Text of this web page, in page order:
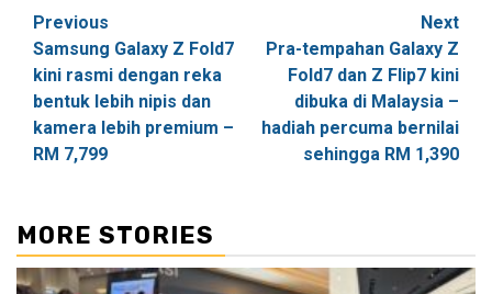
Post
navigation
Previous
Samsung Galaxy Z Fold7
kini rasmi dengan reka
bentuk lebih nipis dan
kamera lebih premium –
RM 7,799
Next
Pra-tempahan Galaxy Z
Fold7 dan Z Flip7 kini
dibuka di Malaysia –
hadiah percuma bernilai
sehingga RM 1,390
MORE STORIES